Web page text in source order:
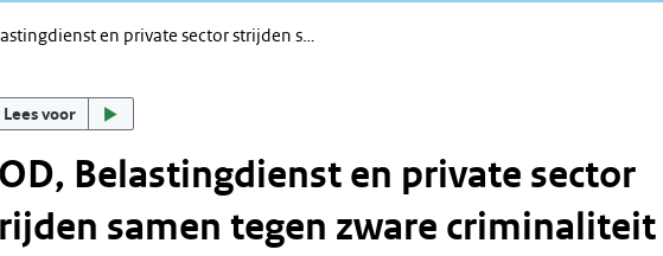
en private sector strijden s…
Lees voor
Belastingdienst en private sector
samen tegen zware criminaliteit